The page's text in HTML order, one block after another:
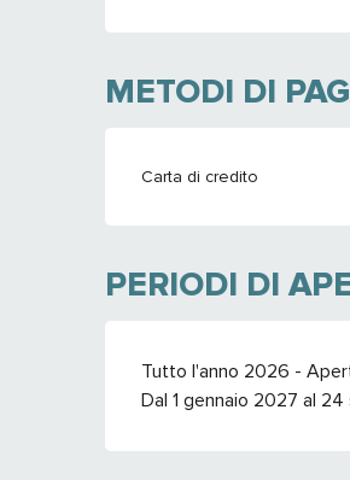
METODI DI
Carta di credito
PERIODI DI
Tutto l'anno 2026 -
Dal 1 gennaio 2027 al